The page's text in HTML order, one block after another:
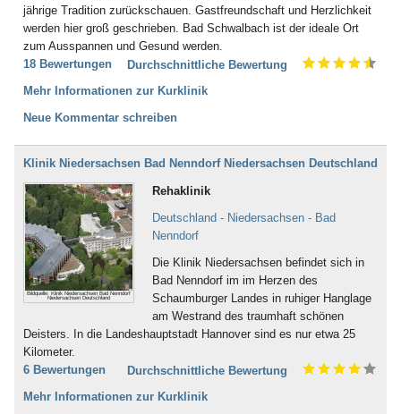
jährige Tradition zurückschauen. Gastfreundschaft und Herzlichkeit
werden hier groß geschrieben. Bad Schwalbach ist der ideale Ort
zum Ausspannen und Gesund werden.
18 Bewertungen
Durchschnittliche Bewertung
Mehr Informationen zur Kurklinik
Neue Kommentar schreiben
Klinik Niedersachsen Bad Nenndorf Niedersachsen Deutschland
Bildquelle: Klinik Niedersachsen Bad Nenndorf
Niedersachsen Deutschland
Rehaklinik
Deutschland - Niedersachsen - Bad
Nenndorf
Die Klinik Niedersachsen befindet sich in
Bad Nenndorf im im Herzen des
Schaumburger Landes in ruhiger Hanglage
am Westrand des traumhaft schönen
Deisters. In die Landeshauptstadt Hannover sind es nur etwa 25
Kilometer.
6 Bewertungen
Durchschnittliche Bewertung
Mehr Informationen zur Kurklinik